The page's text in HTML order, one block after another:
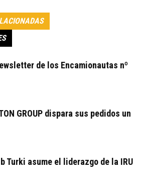
de los Encamionautas nº
GROUP dispara sus pedidos un
Turki asume el liderazgo de la IRU